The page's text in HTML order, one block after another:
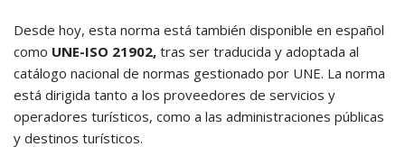
Desde hoy, esta norma está también disponible en español
como UNE-ISO 21902, tras ser traducida y adoptada al
catálogo nacional de normas gestionado por UNE. La norma
está dirigida tanto a los proveedores de servicios y
operadores turísticos, como a las administraciones públicas
y destinos turísticos.